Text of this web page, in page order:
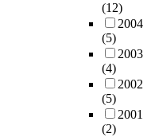
(12)
2004
(5)
2003
(4)
2002
(5)
2001
(2)